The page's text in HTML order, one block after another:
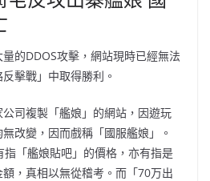
的DDOS攻擊，網站現時已經無法
擊戰」中取得勝利。
公司複製「艦娘」的網站，因遊玩
改變，因而戲稱「國服艦娘」。
指「艦娘貼吧」的價格，亦有指是
，真相以無從稽考。而「70万出